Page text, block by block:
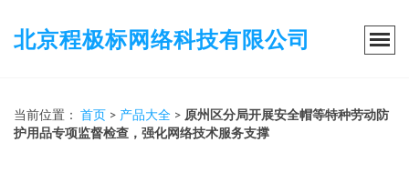
北京程极标网络科技有限公司
当前位置： 首页 > 产品大全 > 原州区分局开展安全帽等特种劳动防
护用品专项监督检查，强化网络技术服务支撑